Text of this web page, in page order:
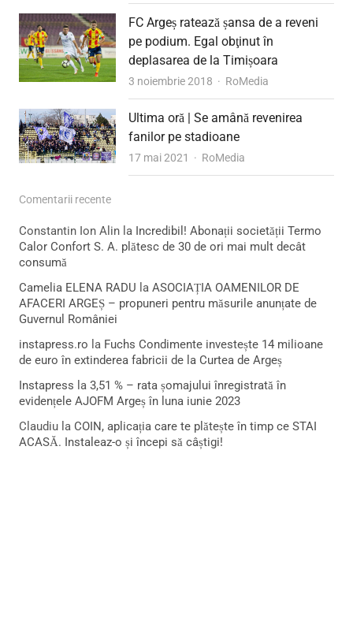
FC Argeș ratează șansa de a reveni
pe podium. Egal obţinut în
deplasarea de la Timișoara
3 noiembrie 2018 Author
RoMedia
Ultima oră | Se amână revenirea
fanilor pe stadioane
17 mai 2021 Author
RoMedia
Comentarii recente
Constantin Ion Alin la Incredibil! Abonații societății Termo
Calor Confort S. A. plătesc de 30 de ori mai mult decât
consumă
Camelia ELENA RADU la ASOCIAȚIA OAMENILOR DE
AFACERI ARGEȘ – propuneri pentru măsurile anunțate de
Guvernul României
instapress.ro la Fuchs Condimente investește 14 milioane
de euro în extinderea fabricii de la Curtea de Argeș
Instapress la 3,51 % – rata șomajului înregistrată în
evidențele AJOFM Argeș în luna iunie 2023
Claudiu la COIN, aplicația care te plătește în timp ce STAI
ACASĂ. Instaleaz-o și începi să câștigi!